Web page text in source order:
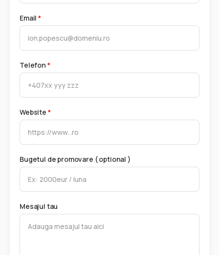
Email*
Telefon *
Website *
Bugetul de promovare ( optional )
Mesajul tau